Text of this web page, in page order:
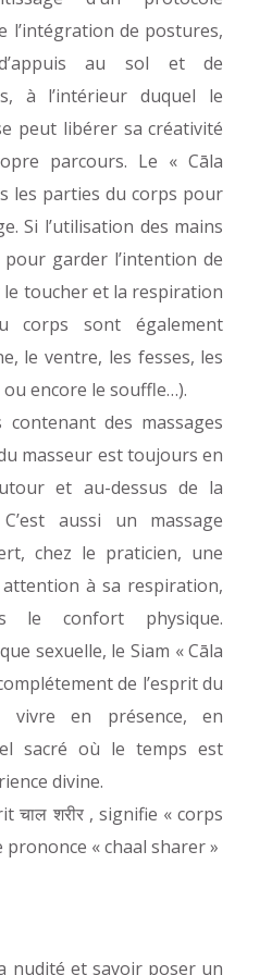
l’intégration de postures,
au sol et de
à l’intérieur duquel le
peut libérer sa créativité
parcours. Le « Cāla
les parties du corps pour
Si l’utilisation des mains
garder l’intention de
toucher et la respiration
corps sont également
le ventre, les fesses, les
encore le souffle…).
des massages
masseur est toujours en
et au-dessus de la
aussi un massage
chez le praticien, une
à sa respiration,
le confort physique.
sexuelle, le Siam « Cāla
de l’esprit du
en présence, en
sacré où le temps est
divine.
चाल शरीर , signifie « corps
prononce « chaal sharer »
nudité et savoir poser un